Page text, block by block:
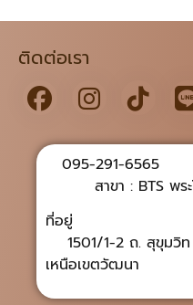
ติดต่อเรา
095-291-6565
สาขา : BTS พระ
ที่อยู่
1501/1-2 ถ. สุขุ
เหนือเขตวัฒนา ก